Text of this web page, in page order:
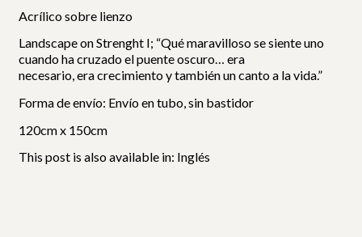
Acrílico sobre lienzo
Landscape on Strenght I; “Qué maravilloso se siente uno
cuando ha cruzado el puente oscuro… era
necesario, era crecimiento y también un canto a la vida.”
Forma de envío: Envío en tubo, sin bastidor
120cm x 150cm
This post is also available in: Inglés